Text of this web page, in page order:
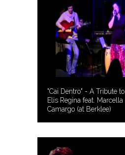
"Cai Dentro" - A Tribute to
Elis Regina feat. Marcella
Camargo (at Berklee)